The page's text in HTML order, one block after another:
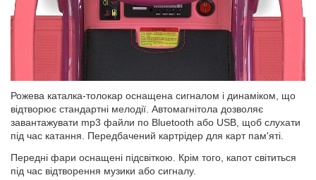
Рожева каталка-толокар оснащена сигналом і динаміком, що
відтворює стандартні мелодії. Автомагнітола дозволяє
завантажувати mp3 файли по Bluetooth або USB, щоб слухати
під час катання. Передбачений картрідер для карт пам'яті.
Передні фари оснащені підсвіткою. Крім того, капот світиться
під час відтворення музики або сигналу.